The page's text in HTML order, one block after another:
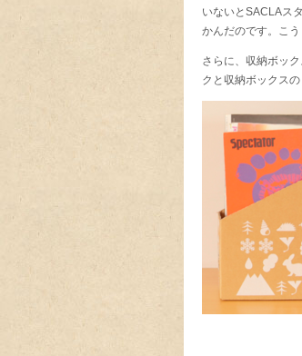
いないとSACLAス
かんだのです。こ
さらに、収納ボッ
クと収納ボックス